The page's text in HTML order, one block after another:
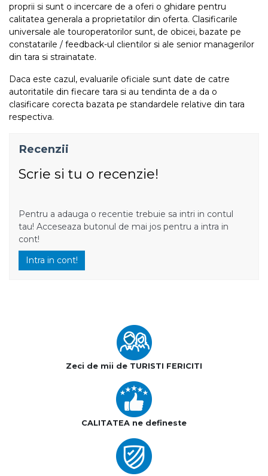
proprii si sunt o incercare de a oferi o ghidare pentru
calitatea generala a proprietatilor din oferta. Clasificarile
universale ale touroperatorilor sunt, de obicei, bazate pe
constatarile / feedback-ul clientilor si ale senior managerilor
din tara si strainatate.
Daca este cazul, evaluarile oficiale sunt date de catre
autoritatile din fiecare tara si au tendinta de a da o
clasificare corecta bazata pe standardele relative din tara
respectiva.
Recenzii
Scrie si tu o recenzie!
Pentru a adauga o recentie trebuie sa intri in contul
tau! Acceseaza butonul de mai jos pentru a intra in
cont!
Intra in cont!
Zeci de mii de TURISTI FERICITI
CALITATEA ne defineste